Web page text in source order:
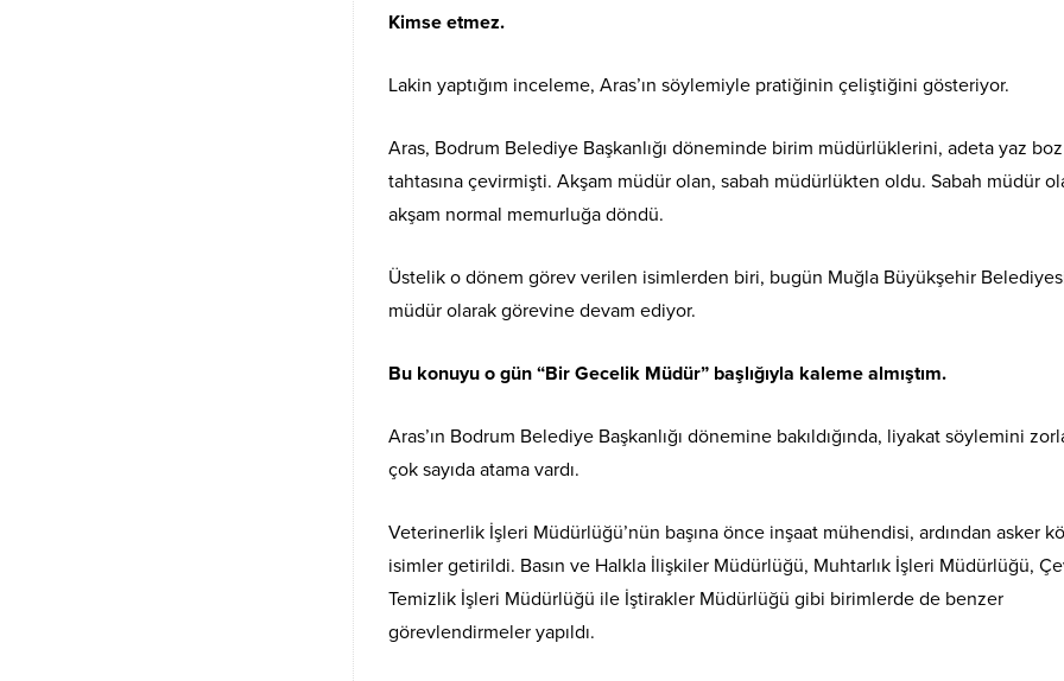
Kimse etmez.
Lakin yaptığım inceleme, Aras’ın söylemiyle pratiğinin çeliştiğini gösteriyor.
Aras, Bodrum Belediye Başkanlığı döneminde birim müdürlüklerini, adeta yaz boz
tahtasına çevirmişti. Akşam müdür olan, sabah müdürlükten oldu. Sabah müdür
akşam normal memurluğa döndü.
Üstelik o dönem görev verilen isimlerden biri, bugün Muğla Büyükşehir
müdür olarak görevine devam ediyor.
Bu konuyu o gün “Bir Gecelik Müdür” başlığıyla kaleme almıştım.
Aras’ın Bodrum Belediye Başkanlığı dönemine bakıldığında, liyakat söylemini
çok sayıda atama vardı.
Veterinerlik İşleri Müdürlüğü’nün başına önce inşaat mühendisi, ardından asker
isimler getirildi. Basın ve Halkla İlişkiler Müdürlüğü, Muhtarlık İşleri Müdürlüğü,
Temizlik İşleri Müdürlüğü ile İştirakler Müdürlüğü gibi birimlerde de benzer
görevlendirmeler yapıldı.